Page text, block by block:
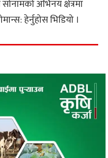
अभिनय क्षेत्रमा
हेर्नुहोस भिडियो ।